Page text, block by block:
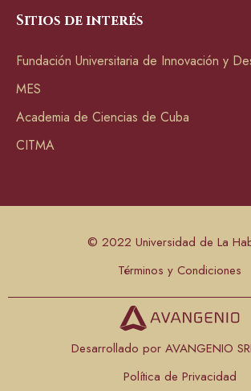
Sitios de interés
Fundación Universitaria de Innovación y
MES
Academia de Ciencias de Cuba
CITMA
© 2022 Universidad de La
Términos y Condiciones
Desarrollado por AVANGENIO
Política de Privacidad